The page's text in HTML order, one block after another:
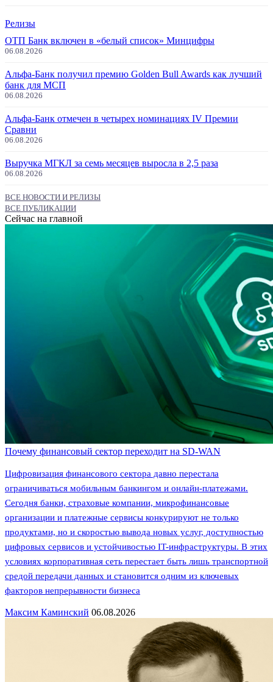
Релизы
ОТП Банк включен в «белый список» Минцифры
06.08.2026
Альфа-Банк получил премию Golden Bull Awards как лучший
банк для МСП
06.08.2026
Альфа-Банк отмечен в четырех номинациях IV Премии
Сравни
06.08.2026
Выручка МГКЛ за семь месяцев выросла в 2,5 раза
06.08.2026
ВСЕ НОВОСТИ И РЕЛИЗЫ
ВСЕ ПУБЛИКАЦИИ
Сейчас на главной
Почему финансовый сектор переходит на SD-WAN
Цифровизация финансового сектора давно перестала
ограничиваться мобильным банкингом и онлайн-платежами.
Сегодня банки, страховые компании, микрофинансовые
организации и платежные сервисы конкурируют не только
продуктами, но и скоростью вывода новых услуг, доступностью
цифровых сервисов и устойчивостью IT-инфраструктуры. В этих
условиях корпоративная сеть перестает быть лишь транспортной
средой передачи данных и становится одним из ключевых
факторов непрерывности бизнеса
Максим Каминский 06.08.2026